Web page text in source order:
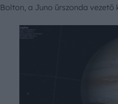
Bolton, a Juno űrszonda vezető